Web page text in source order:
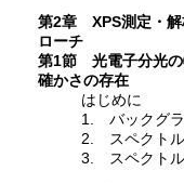
第2章 XPS測定・解
ローチ
第1節 光電子分光の
確かさの存在
はじめに
1. バックグ
2. スペクト
3. スペクトル